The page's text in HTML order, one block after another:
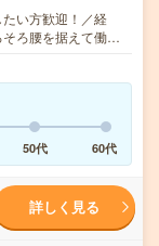
い方歓迎！／経
ろ腰を据えて働…
50代 60代
詳しく見る